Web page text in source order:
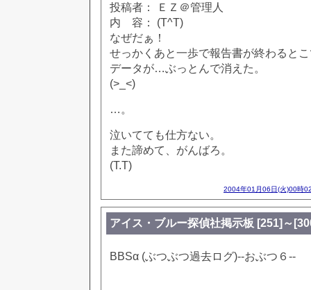
投稿者： ＥＺ＠管理人
内 容： (T^T)
なぜだぁ！
せっかくあと一歩で報告書が終わると
データが…ぶっとんで消えた。
(>_<)
…。
泣いてても仕方ない。
また諦めて、がんばろ。
(T.T)
2004年01月06日(火)00時
アイス・ブルー探偵社掲示板 [251]～
BBSα (ぶつぶつ過去ログ)--おぶつ６--